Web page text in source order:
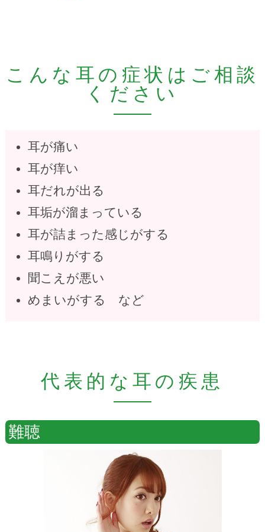
こんな耳の症状はご相談
ください
耳が痛い
耳が痒い
耳だれが出る
耳垢が溜まっている
耳が詰まった感じがする
耳鳴りがする
聞こえが悪い
めまいがする など
代表的な耳の疾患
難聴